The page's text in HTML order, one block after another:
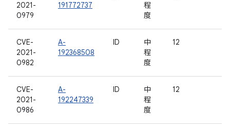
2021-
0979
191772737
程
度
CVE-
2021-
0982
A-
192368508
ID
中
程
度
12
CVE-
2021-
0986
A-
192247339
ID
中
程
度
12